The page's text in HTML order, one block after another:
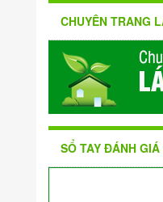
CHUYÊN TRANG
SỔ TAY ĐÁNH